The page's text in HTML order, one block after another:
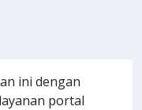
ini dengan
portal